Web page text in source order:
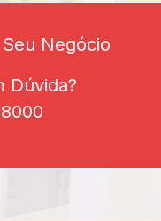
Negócio
Dúvida?